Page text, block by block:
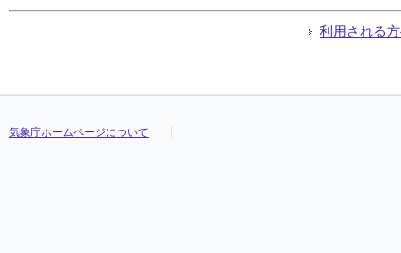
利用される
気象庁ホームページについて